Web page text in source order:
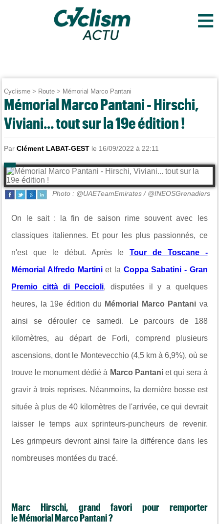
≡
Cyclisme > Route > Mémorial Marco Pantani
Mémorial Marco Pantani - Hirschi,
Viviani... tout sur la 19e édition !
ParClément LABAT-GEST le 16/09/2022 à 22:11
Photo : @UAETeamEmirates / @INEOSGrenadiers
On le sait : la fin de saison rime souvent avec les
classiques italiennes. Et pour les plus passionnés, ce
n'est que le début. Après leTour de Toscane -
Mémorial Alfredo Martini et la Coppa Sabatini - Gran
Premio città di Peccioli, disputées il y a quelques
heures, la 19e édition du Mémorial Marco Pantani va
ainsi se dérouler ce samedi. Le parcours de 188
kilomètres, au départ de Forli, comprend plusieurs
ascensions, dont le Montevecchio (4,5 km à 6,9%), où se
trouve le monument dédié à Marco Pantani etqui sera à
gravir à trois reprises. Néanmoins, la dernière bosse est
située à plus de 40 kilomètres de l'arrivée, ce qui devrait
laisser le temps aux sprinteurs-puncheurs de revenir.
Les grimpeurs devront ainsi faire la différence dans les
nombreuses montées du tracé.
Marc Hirschi, grand favori pour remporter
le Mémorial Marco Pantani ?